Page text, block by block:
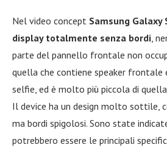
Nel video concept Samsung Galaxy
display totalmente senza bordi ,
parte del pannello frontale non
quella che contiene speaker frontale
selfie, ed è molto più piccola di
Il device ha un design molto sottile,
ma bordi spigolosi. Sono state
potrebbero essere le principali